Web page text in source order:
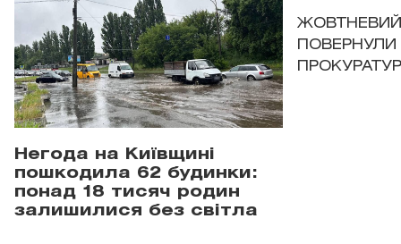
Негода на Київщині
пошкодила 62 будинки:
понад 18 тисяч родин
залишилися без світла
ЖОВТНЕВИЙ
ПОВЕРНУЛИ